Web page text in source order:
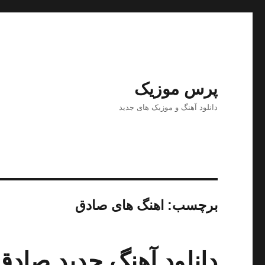
پرس موزیک
دانلود آهنگ و موزیک های جدید
برچسب: اهنگ های صادق